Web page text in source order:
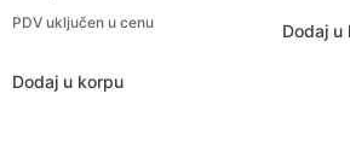
PDV uključen u cenu
Dodaj u korpu
Dodaj u